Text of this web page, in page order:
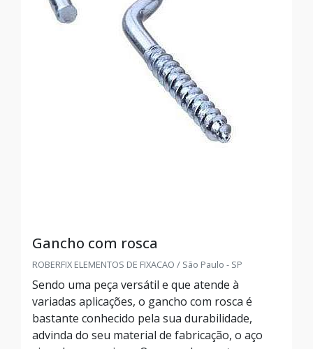
Gancho com rosca
ROBERFIX ELEMENTOS DE FIXACAO / São Paulo - SP
Sendo uma peça versátil e que atende à
variadas aplicações, o gancho com rosca é
bastante conhecido pela sua durabilidade,
advinda do seu material de fabricação, o aço